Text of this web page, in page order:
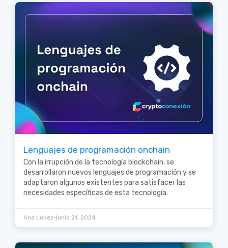
Lenguajes de programación onchain
Con la irrupción de la tecnología blockchain, se
desarrollaron nuevos lenguajes de programación y se
adaptaron algunos existentes para satisfacer las
necesidades específicas de esta tecnología.
Ana López•junio 21, 2024